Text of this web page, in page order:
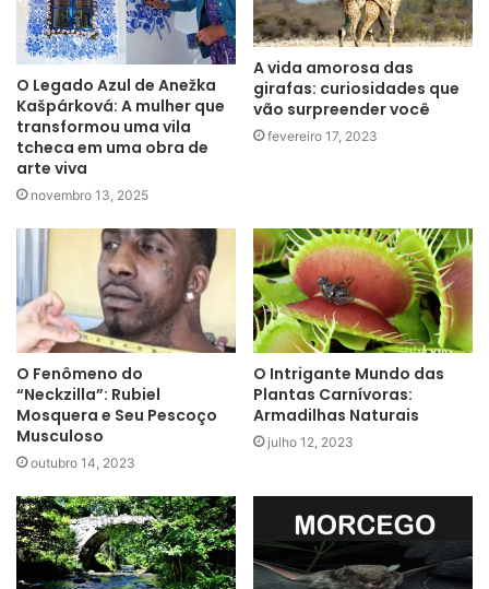
O Legado Azul de Anežka
Kašpárková: A mulher que
transformou uma vila
tcheca em uma obra de
arte viva
novembro 13, 2025
A vida amorosa das
girafas: curiosidades que
vão surpreender você
fevereiro 17, 2023
O Fenômeno do
“Neckzilla”: Rubiel
Mosquera e Seu Pescoço
Musculoso
outubro 14, 2023
O Intrigante Mundo das
Plantas Carnívoras:
Armadilhas Naturais
julho 12, 2023